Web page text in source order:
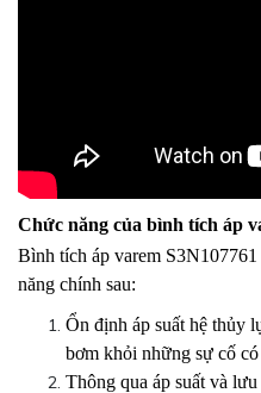
Chức năng của bình tích áp
Bình tích áp varem
năng chính sau:
Ổn định áp suất hệ thủy
bơm khỏi những sự cố
Thông qua áp suất và